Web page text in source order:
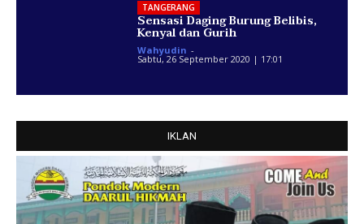
TANGERANG
Sensasi Daging Burung Belibis,
Kenyal dan Gurih
Wahyudin -
Sabtu, 26 September 2020 | 17:01
IKLAN